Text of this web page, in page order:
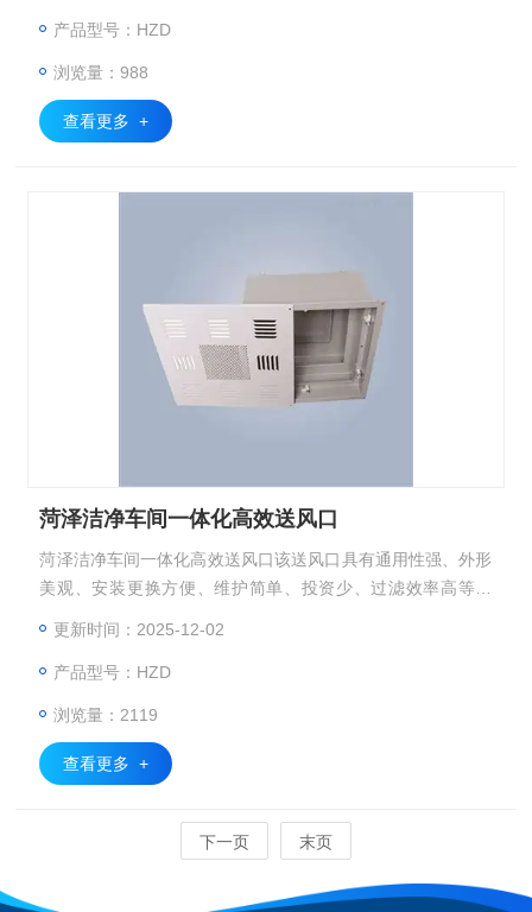
产品型号：HZD
浏览量：988
查看更多 +
菏泽洁净车间一体化高效送风口
菏泽洁净车间一体化高效送风口该送风口具有通用性强、外形
美观、安装更换方便、维护简单、投资少、过滤效率高等优
更新时间：2025-12-02
产品型号：HZD
浏览量：2119
查看更多 +
下一页 末页